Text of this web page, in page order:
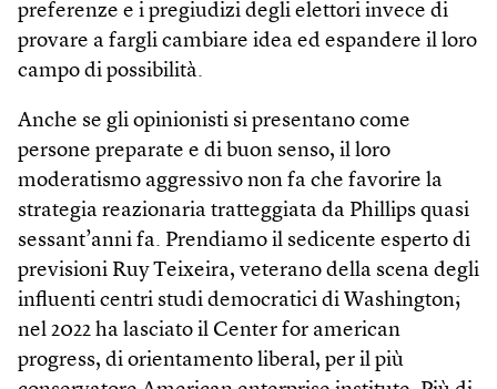
preferenze e i pregiudizi degli elettori invece di
provare a fargli cambiare idea ed espandere il loro
campo di possibilità.
Anche se gli opinionisti si presentano come
persone preparate e di buon senso, il loro
moderatismo aggressivo non fa che favorire la
strategia reazionaria tratteggiata da Phillips quasi
sessant’anni fa. Prendiamo il sedicente esperto di
previsioni Ruy Teixeira, veterano della scena degli
influenti centri studi democratici di Washington;
nel 2022 ha lasciato il Center for american
progress, di orientamento liberal, per il più